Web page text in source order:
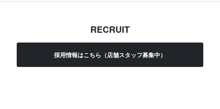
RECRUIT
採用情報はこちら（店舗スタッフ募集中）